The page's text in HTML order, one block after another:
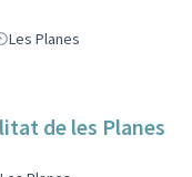
Les Planes
de les Planes